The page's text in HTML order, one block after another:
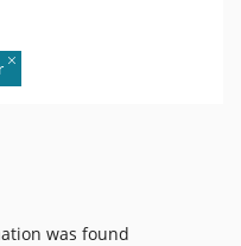
was found